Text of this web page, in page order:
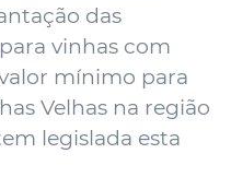
das
vinhas com
mínimo para
Velhas na região
legislada esta